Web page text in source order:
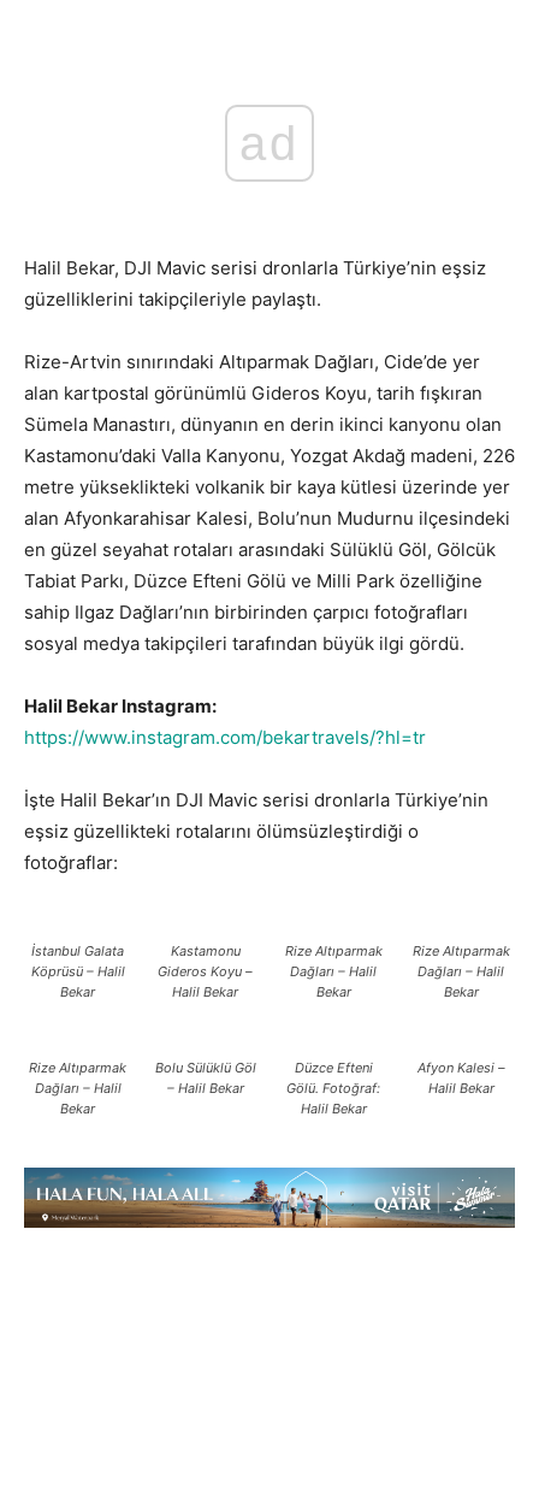
ad
Halil Bekar, DJI Mavic serisi dronlarla Türkiye’nin eşsiz
güzelliklerini takipçileriyle paylaştı.
Rize-Artvin sınırındaki Altıparmak Dağları, Cide’de yer
alan kartpostal görünümlü Gideros Koyu, tarih fışkıran
Sümela Manastırı, dünyanın en derin ikinci kanyonu olan
Kastamonu’daki Valla Kanyonu, Yozgat Akdağ madeni, 226
metre yükseklikteki volkanik bir kaya kütlesi üzerinde yer
alan Afyonkarahisar Kalesi, Bolu’nun Mudurnu ilçesindeki
en güzel seyahat rotaları arasındaki Sülüklü Göl, Gölcük
Tabiat Parkı, Düzce Efteni Gölü ve Milli Park özelliğine
sahip Ilgaz Dağları’nın birbirinden çarpıcı fotoğrafları
sosyal medya takipçileri tarafından büyük ilgi gördü.
Halil Bekar Instagram:
https://www.instagram.com/bekartravels/?hl=tr
İşte Halil Bekar’ın DJI Mavic serisi dronlarla Türkiye’nin
eşsiz güzellikteki rotalarını ölümsüzleştirdiği o
fotoğraflar:
İstanbul Galata
Köprüsü – Halil
Bekar
Kastamonu
Gideros Koyu –
Halil Bekar
Rize Altıparmak
Dağları – Halil
Bekar
Rize Altıparmak
Dağları – Halil
Bekar
Rize Altıparmak
Dağları – Halil
Bekar
Bolu Sülüklü Göl
– Halil Bekar
Düzce Efteni
Gölü. Fotoğraf:
Halil Bekar
Afyon Kalesi –
Halil Bekar